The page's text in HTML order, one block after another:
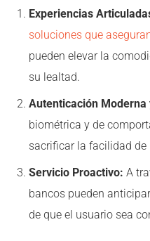
Experiencias
soluciones que
pueden elevar la
su lealtad.
Autenticación Moderna
biométrica y de
sacrificar la facilidad de
Servicio Proactivo: A
bancos pueden
de que el usuario sea